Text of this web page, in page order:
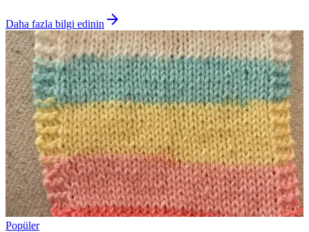
Daha fazla bilgi edinin
Popüler